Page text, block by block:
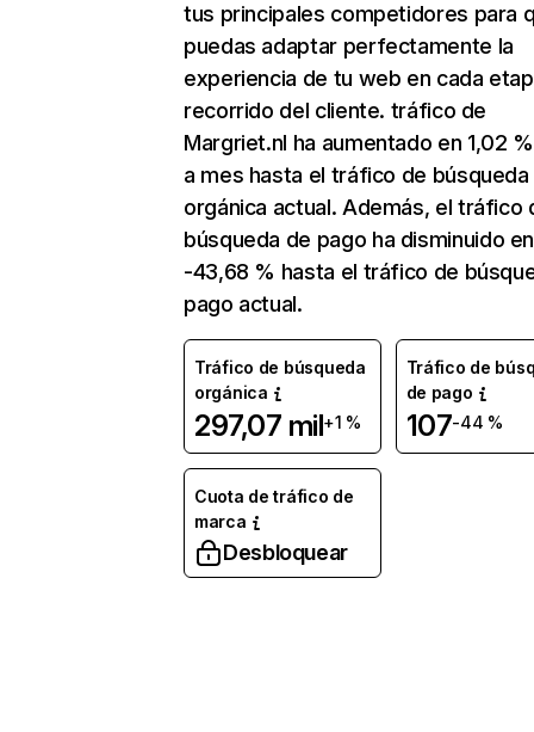
tus principales competidores para
puedas adaptar perfectamente la
experiencia de tu web en cada
recorrido del cliente. tráfico de
Margriet.nl ha aumentado en 1,02
a mes hasta el tráfico de búsqueda
orgánica actual. Además, el tráfico
búsqueda de pago ha disminuido en
-43,68 % hasta el tráfico de
pago actual.
Tráfico de búsqueda
orgánica
297,07 mil+1 %
Tráfico de
de pago
107-44 %
Cuota de tráfico de
marca
Desbloquear